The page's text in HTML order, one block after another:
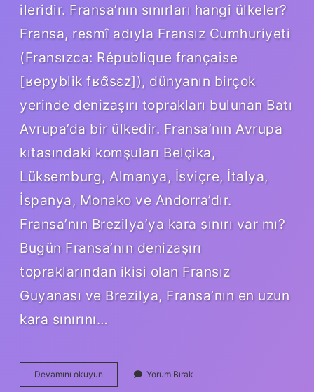
ileridir. Fransa’nın sınırları hangi ülkeler?
Fransa, resmî adıyla Fransız Cumhuriyeti
(Fransızca: République française
[ʁepyblik fʁɑ̃sɛz]), dünyanın birçok
yerinde denizaşırı toprakları bulunan Batı
Avrupa’da bir ülkedir. Fransa’nın Avrupa
kıtasındaki komşuları Belçika,
Lüksemburg, Almanya, İsviçre, İtalya,
İspanya, Monako ve Andorra’dır.
Fransa’nın Brezilya’ya kara sınırı var mı?
Bugün Fransa’nın denizaşırı
topraklarından ikisi olan Fransız
Guyanası ve Brezilya, Fransa’nın en uzun
kara sınırını…
Devamını okuyun Fransanın
Altında
Yorum Bırak